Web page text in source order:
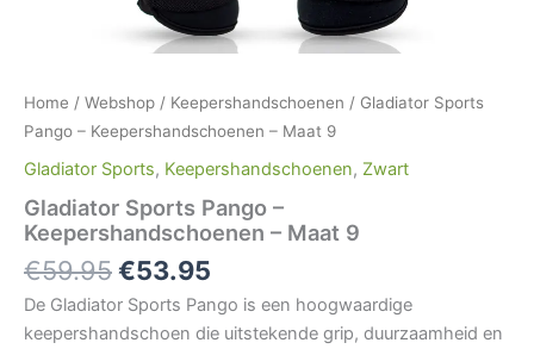
Home / Webshop / Keepershandschoenen / Gladiator Sports
Pango – Keepershandschoenen – Maat 9
Gladiator Sports, Keepershandschoenen, Zwart
Gladiator Sports Pango –
Keepershandschoenen – Maat 9
€59.95€53.95
De Gladiator Sports Pango is een hoogwaardige
keepershandschoen die uitstekende grip, duurzaamheid en